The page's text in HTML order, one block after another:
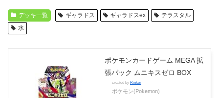
デッキ一覧 ギャラドス ギャラドスex
テラスタル
水
ポケモンカードゲーム MEGA 拡
張パック ムニキスゼロ BOX
created by Rinker
ポケモン(Pokemon)